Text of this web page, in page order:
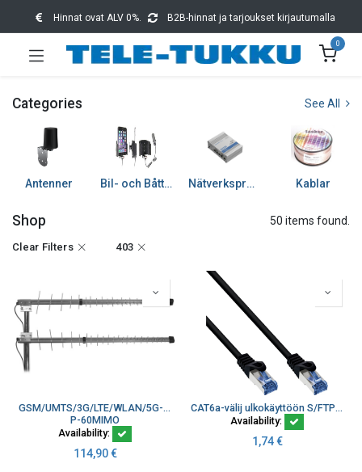
Hinnat ovat ALV 0%. B2B-hinnat ja tarjoukset kirjautumalla
0
Categories See All
Antenner Bil- och Båttillbehör Nätverksprodukter Kablar
Shop 50 items found.
Clear Filters 403
GSM/UMTS/3G/LTE/WLAN/5G-suuntan 2xP-60+kiin 45° 2x10m SMAu MIMO
P-60MIMO
Availability:
114,90€
CAT6a-välij ulkokäyttöön S/FTP musta PE LSZH
Availability:
1,74€